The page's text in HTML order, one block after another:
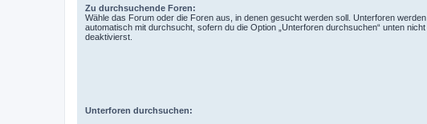
Zu durchsuchende Foren:
Wähle das Forum oder die Foren aus, in denen gesucht werden soll. Unterforen werden
automatisch mit durchsucht, sofern du die Option „Unterforen durchsuchen“ unten nicht
deaktivierst.
Unterforen durchsuchen: